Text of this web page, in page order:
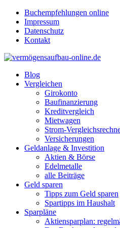
Buchempfehlungen online
Impressum
Datenschutz
Kontakt
Blog
Vergleichen
Girokonto
Baufinanzierung
Kreditvergleich
Mietwagen
Strom-
Versicherungen
Geldanlage & Investition
Aktien & Börse
Edelmetalle
alle Beiträge
Geld sparen
Tipps zum Geld sparen
Spartipps im Haushalt
Sparpläne
Aktiensparplan: